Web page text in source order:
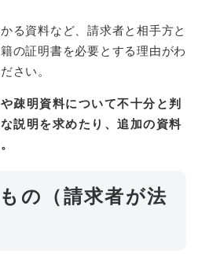
る資料など、請求者と相手方と
の証明書を必要とする理由がわ
さい。
疎明資料について不十分と判
説明を求めたり、追加の資料
の（請求者が法